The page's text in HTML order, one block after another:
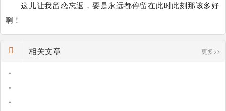
这儿让我留恋忘返，要是永远都停留在此时此刻那该多好
啊！
相关文章 更多>>
•
•
•